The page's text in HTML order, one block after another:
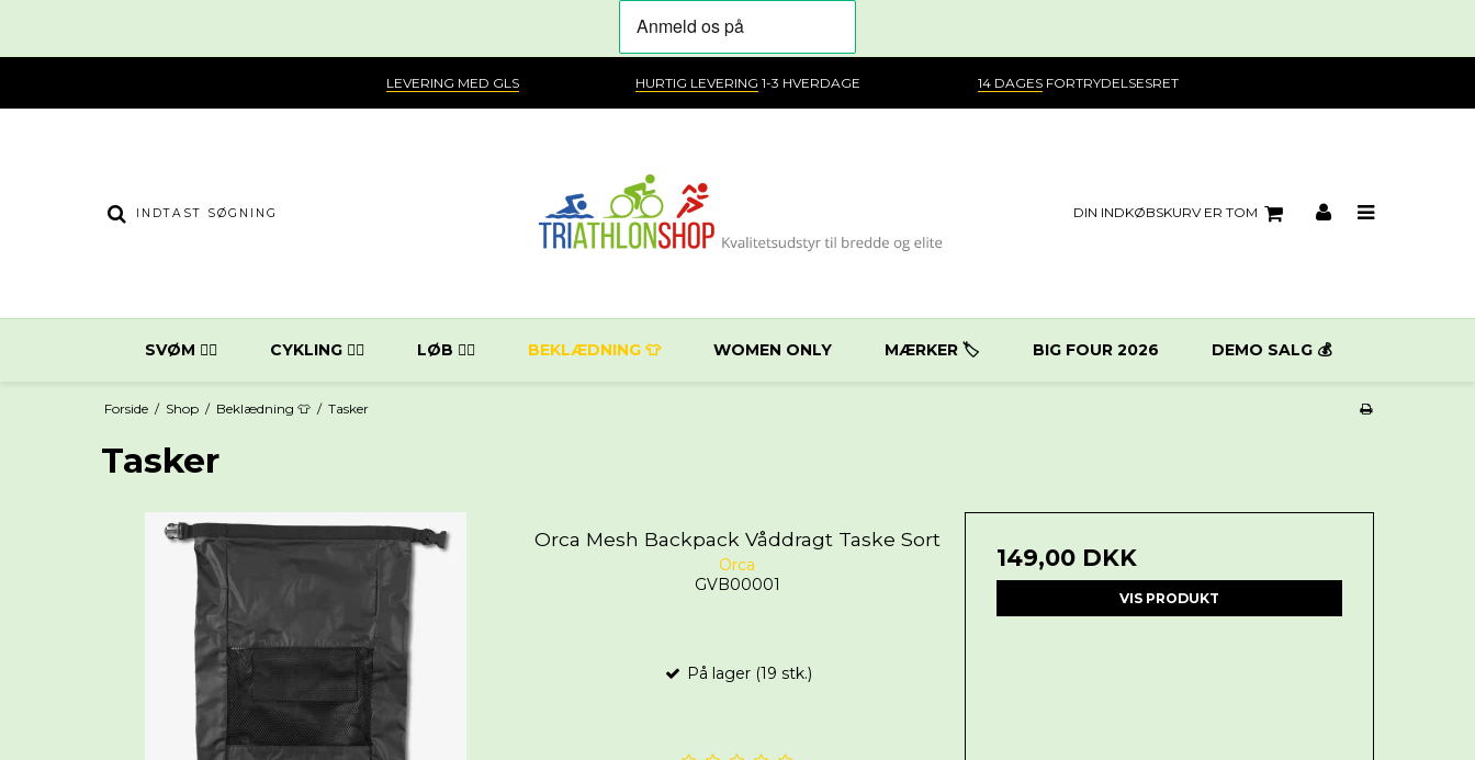
LEVERING MED GLS HURTIG LEVERING 1-3 HVERDAGE 14 DAGESFORTRYDELSESRET
DIN INDKØBSKURV ER TOM
SVØM 🏊‍♀️ CYKLING 🚴‍♂️ LØB 🏃‍♂️ BEKLÆDNING 👕 WOMEN ONLY MÆRKER 🏷️ BIG FOUR 2026 DEMO SALG 💰
Forside / Shop / Beklædning 👕 / Tasker
Tasker
Orca Mesh Backpack Våddragt Taske Sort
Orca
GVB00001
På lager (19 stk.)
149,00 DKK
VIS PRODUKT